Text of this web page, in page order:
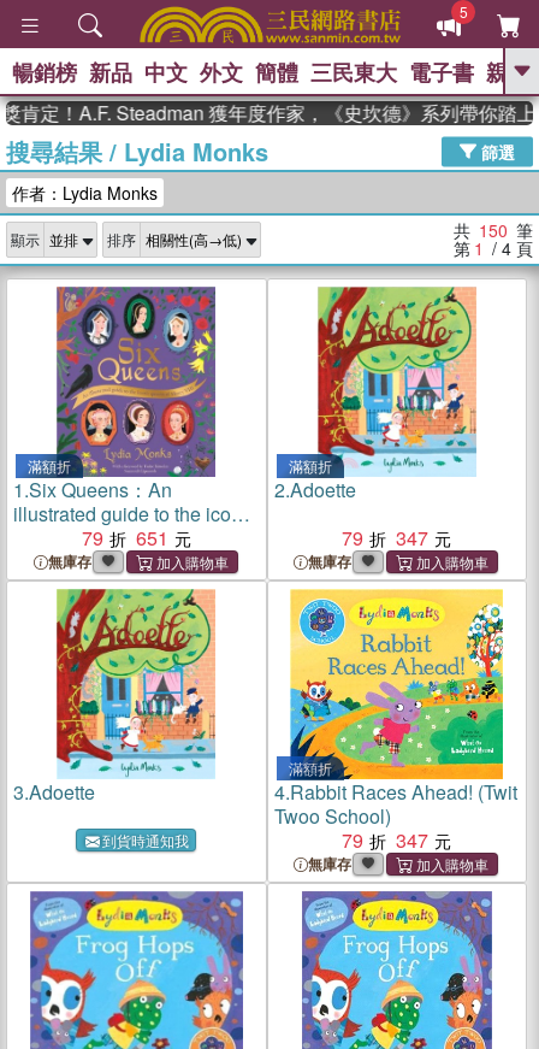
5
GO
熱搜： 高希均教授回憶錄
、 The Odyssey 、 父親節 、 如果歷
獎 臺灣漫遊錄 、 方念華 、 台灣的李
登輝時代
數學女孩：黎曼猜想 、
偉大的迷走神經
暢銷榜 新品 中文 外文 簡體 三民東大 電子書 親子
Steadman 獲年度作家，《史坎德》系列帶你踏上熱血奇
搜尋結果/ Lydia Monks
篩選
作者：Lydia Monks
顯示 排序 共 150 筆
第 1 / 4 頁
滿額折
1.Six Queens：An
illustrated guide to the iconic
queens of Henry VIII
79 651
無庫存
滿額折
2.Adoette
79
347
無庫存
3.Adoette
到貨時通知我
滿額折
4.Rabbit Races Ahead! (Twit
Twoo School)
79
347
無庫存